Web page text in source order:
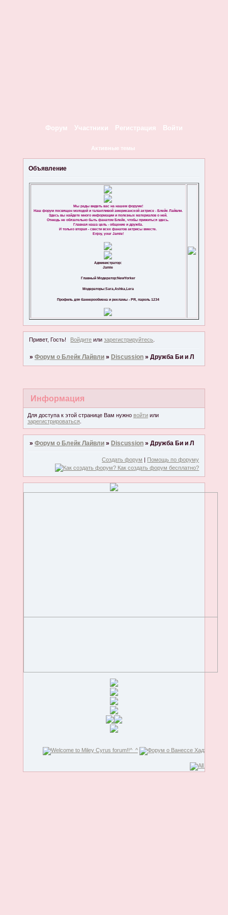
Форум Участники Регистрация Войти
Активные темы
Объявление
Мы рады видеть вас на нашем форуме!
Наш форум посвящен молодой и талантливой американской актрисе - Блейк Лайвли.
Здесь вы найдете много информации и полезных материалов о ней.
Отнюдь не обязательно быть фанатом Блейк, чтобы прижиться здесь.
Главная наша цель - общение и дружба.
И только вторая - свести всех фанатов актрисы вместе.
Enjoy, your Jamie!
Администратор:
Jamie
Главный Модератор:NewYorker
Модераторы:Sara,Ashka,Lera
Профиль для баннерообмена и рекламы - PR, пароль 1234
Привет, Гость! Войдите илизарегистрируйтесь
» Форум о Блейк Лайвли » Discussion » Дружба Би и Л
Информация
Для доступа к этой странице Вам нужно войтиили
зарегистрироваться.
» Форум о Блейк Лайвли » Discussion » Дружба Би и Л
Создать форум | Помощь по форуму